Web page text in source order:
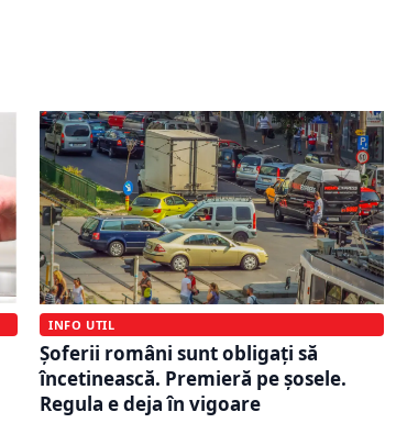
INFO UTIL
Șoferii români sunt obligați să
încetinească. Premieră pe șosele.
Regula e deja în vigoare